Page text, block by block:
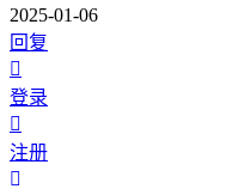
2025-01-06
回复
登录
注册